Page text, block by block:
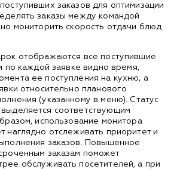
заказов для оптимизации
заказы между командой
мониторить скорость отдачи блюд
отображаются все поступившие
по каждой заявке видно время,
ее поступления на кухню, а
относительно планового
(указанному в меню). Статус
соответствующим
использование монитора
наглядно отслеживать приоритет и
заказов. Повышенное
заказам поможет
обслуживать посетителей, а при